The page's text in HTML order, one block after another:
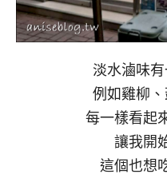
淡水滷味
例如雞柳
每一樣看起
讓我開
這個也想